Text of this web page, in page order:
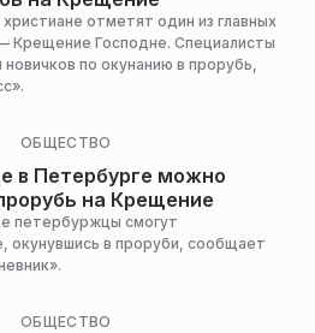
отметят один из главных
Крещение Господне. Специалисты
по окунанию в прорубь,
ОБЩЕСТВО
в Петербурге можно
на Крещение
петербуржцы смогут
окунувшись в проруби, сообщает
ОБЩЕСТВО